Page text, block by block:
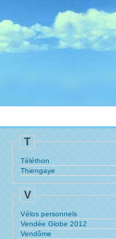
T
Téléthon
Thiengaye
V
Vélos personnels
Vendée Globe 2012
Vendôme